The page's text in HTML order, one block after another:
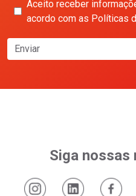
Aceito receber
acordo com as Políticas
Enviar
Siga nossas